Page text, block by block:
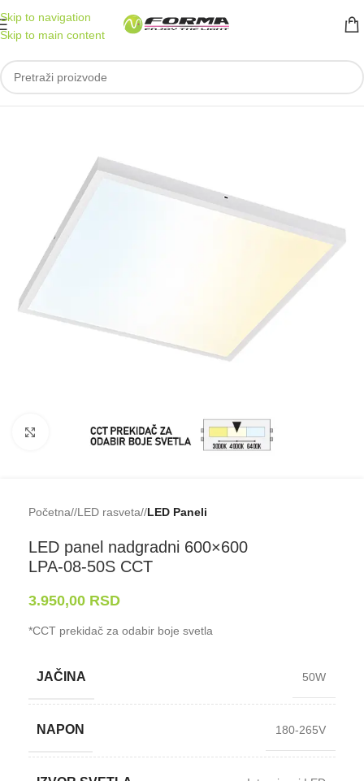
Skip to navigation
Skip to main content
Klikni da uveličaš
Početna/ LED rasveta/ LED Paneli
LED panel nadgradni 600×600
LPA-⁠08-⁠50S CCT
3.950,00 RSD
*CCT prekidač za odabir boje svetla
JAČINA 50W
NAPON 180-265V